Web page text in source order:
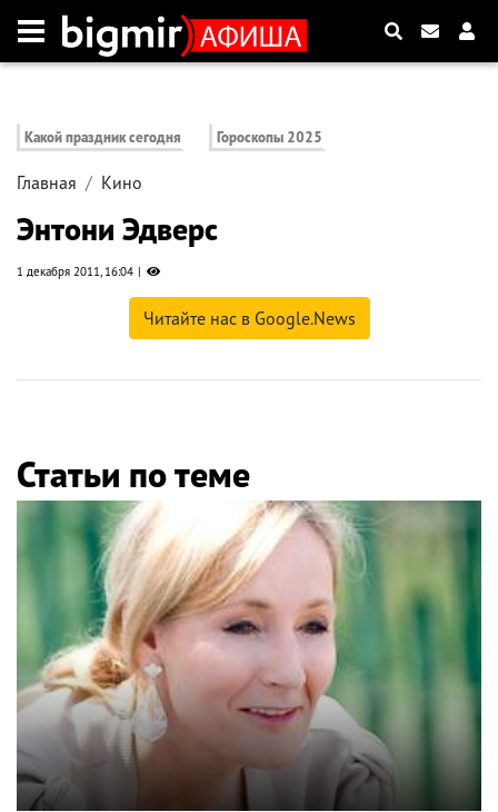
Какой праздник сегодня Гороскопы 2025
Главная Кино
Энтони Эдверс
1 декабря 2011, 16:04
Читайте нас в Google.News
Статьи по теме